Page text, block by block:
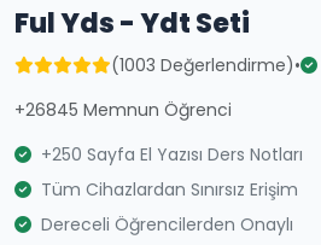
Ful Yds - Ydt Seti
(1003 Değerlendirme)•
+26845 Memnun Öğrenci
+250 Sayfa El Yazısı Ders Notları
Tüm Cihazlardan Sınırsız Erişim
Dereceli Öğrencilerden Onaylı